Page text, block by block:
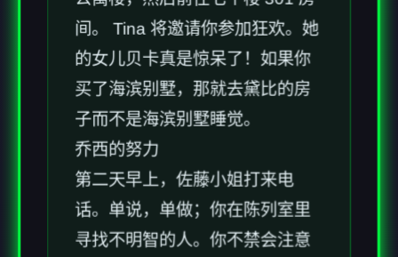
间。 Tina 将邀请你参加狂欢。她
的女儿贝卡真是惊呆了！如果你
买了海滨别墅，那就去黛比的房
子而不是海滨别墅睡觉。
乔西的努力
第二天早上，佐藤小姐打来电
话。单说，单做；你在陈列室里
寻找不明智的人。你不禁会注意